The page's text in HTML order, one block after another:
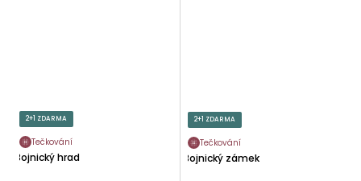
2+1 ZDARMA
Tečkování
Bojnický hrad
2+1 ZDARMA
Tečkování
Bojnický zámek